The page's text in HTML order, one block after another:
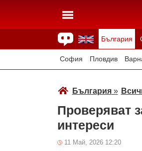
България
Здраве Времето
София Пловдив
България»
Проверяват
интереси
11 Май, 2026 12:20